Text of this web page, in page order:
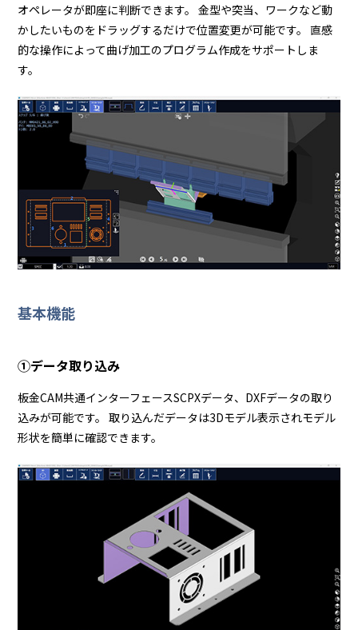
オペレータが即座に判断できます。 金型や突当、ワークなど動
かしたいものをドラッグするだけで位置変更が可能です。 直感
的な操作によって曲げ加工のプログラム作成をサポートしま
す。
基本機能
①データ取り込み
板金CAM共通インターフェースSCPXデータ、DXFデータの取り
込みが可能です。 取り込んだデータは3Dモデル表示されモデル
形状を簡単に確認できます。